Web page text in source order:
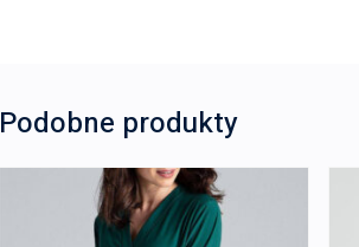
Podobne produkty